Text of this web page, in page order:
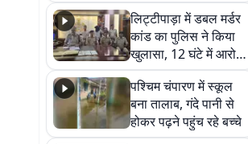
हुआ भव्य श्रृंगार
लिट्टीपाड़ा में डबल मर्डर
कांड का पुलिस ने किया
खुलासा, 12 घंटे में आरोपी
गिरफ्तार
पश्चिम चंपारण में स्कूल
बना तालाब, गंदे पानी से
होकर पढ़ने पहुंच रहे बच्चे